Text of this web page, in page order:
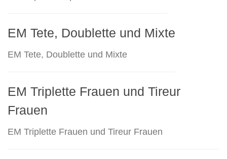
EM Tete, Doublette und Mixte
EM Tete, Doublette und Mixte
EM Triplette Frauen und Tireur
Frauen
EM Triplette Frauen und Tireur Frauen